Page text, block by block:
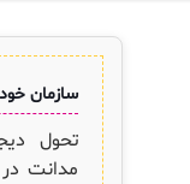
سازمان
تحول
مدانت در